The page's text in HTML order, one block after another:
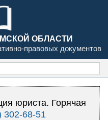
ОБЛАСТИ
правовых документов
юриста. Горячая
302-68-51